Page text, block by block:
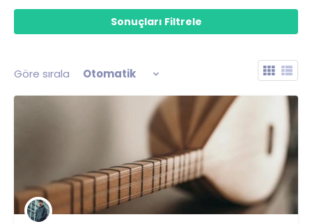
Göre sırala Otomatik